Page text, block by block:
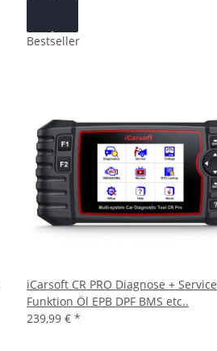
Bestseller
iCarsoft CR PRO Diagnose + Service
Funktion Öl EPB DPF BMS etc..
239,99 € *